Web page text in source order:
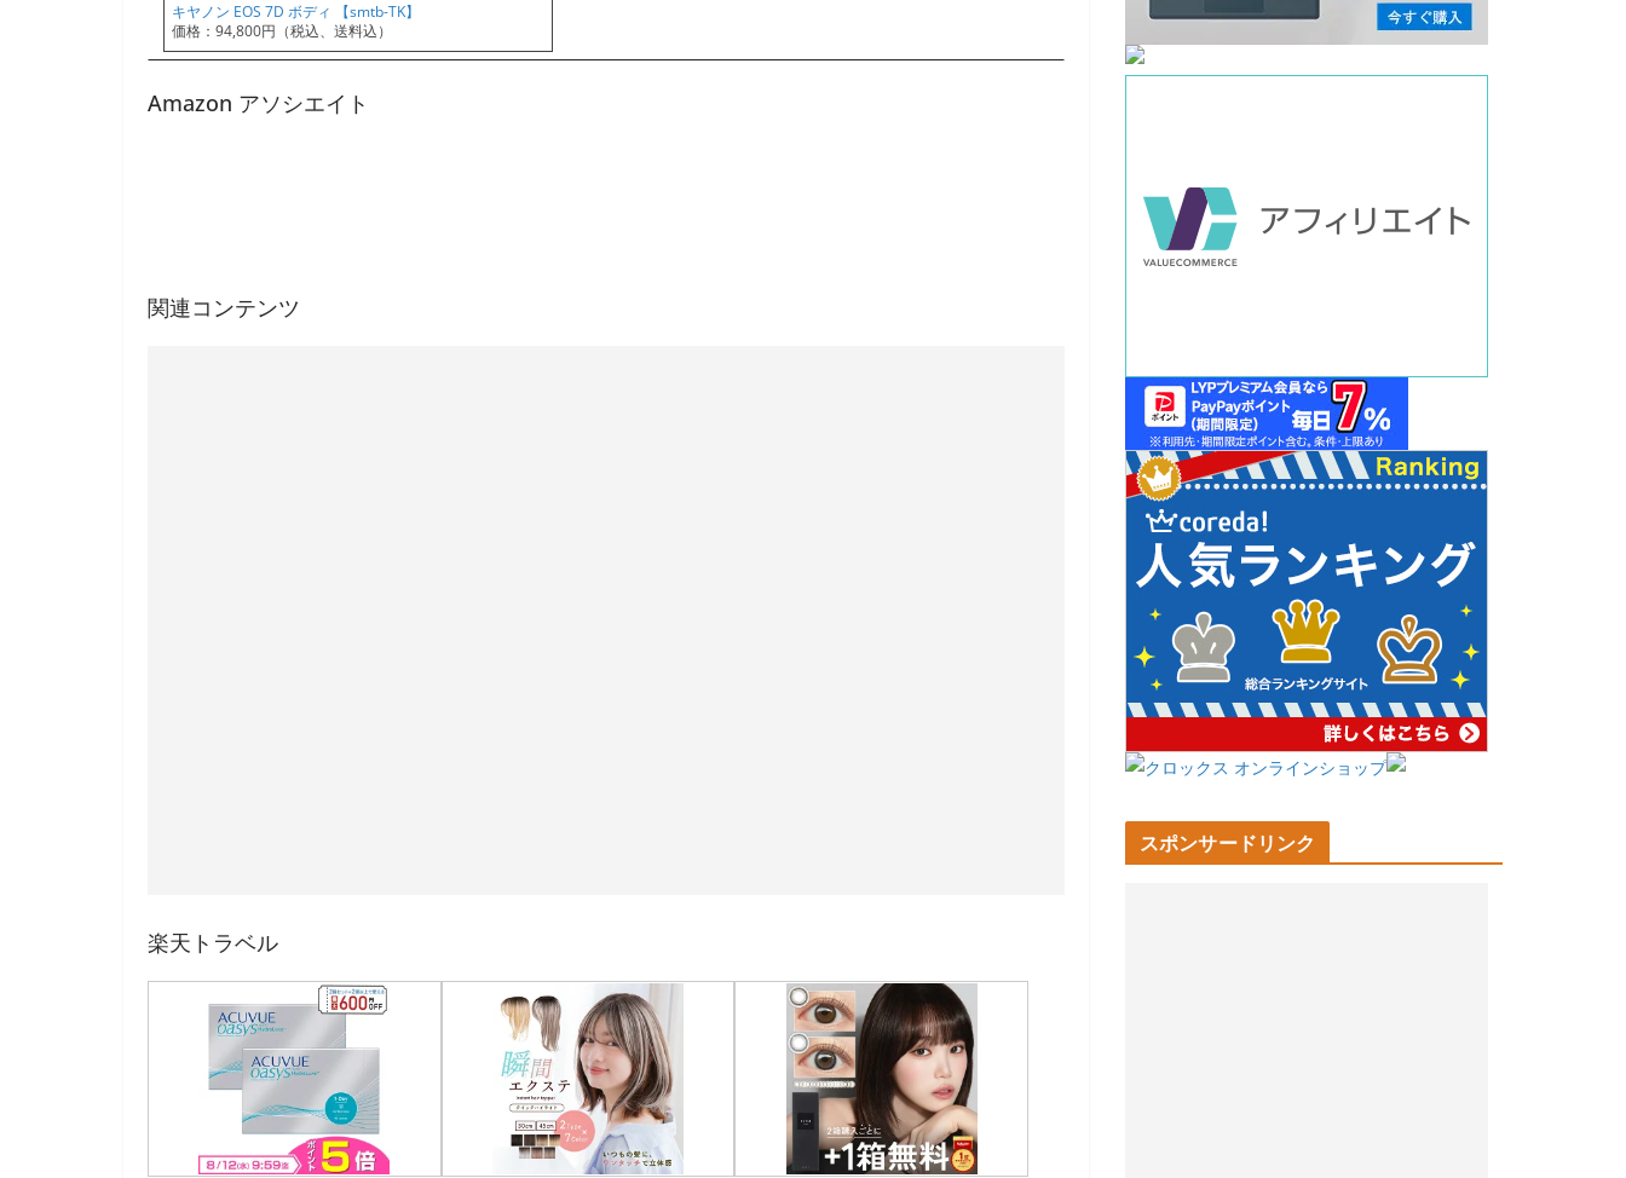
キヤノン EOS 7D ボディ 【smtb-TK】
価格：94,800円（税込、送料込）
Amazon アソシエイト
関連コンテンツ
楽天トラベル
スポンサードリンク